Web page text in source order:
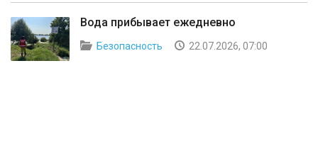
Вода прибывает ежедневно
Безопасность 22.07.2026, 07:00